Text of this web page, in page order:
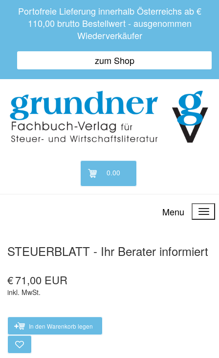
Portofreie Lieferung innerhalb Österreichs ab €
110,00 brutto Bestellwert - ausgenommen
Wiederverkäufer
zum Shop
0.00
Menu
STEUERBLATT - Ihr Berater informiert
€71,00 EUR
inkl. MwSt.
In den Warenkorb legen